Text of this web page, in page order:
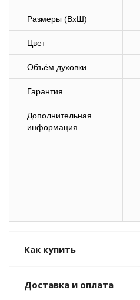
Размеры (ВхШ)
Цвет
Объём духовки
Гарантия
Дополнительная
информация
Как купить
Доставка и оплата